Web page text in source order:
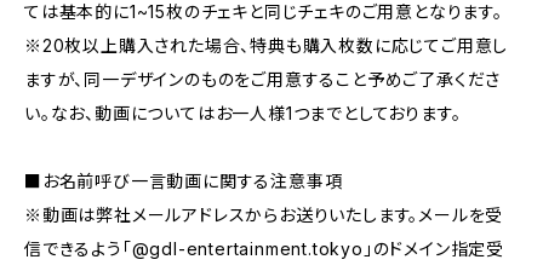
ては基本的に1~15枚のチェキと同じチェキのご用意となります。
※20枚以上購入された場合、特典も購入枚数に応じてご用意し
ますが、同一デザインのものをご用意すること予めご了承くださ
い。なお、動画についてはお一人様1つまでとしております。
■お名前呼び一言動画に関する注意事項
※動画は弊社メールアドレスからお送りいたします。メールを受
信できるよう「@gdl-entertainment.tokyo」のドメイン指定受